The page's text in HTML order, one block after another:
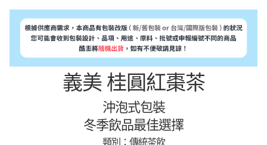
義美 桂圓紅棗茶
沖泡式包裝
冬季飲品最佳選擇
類別：傳統茶飲